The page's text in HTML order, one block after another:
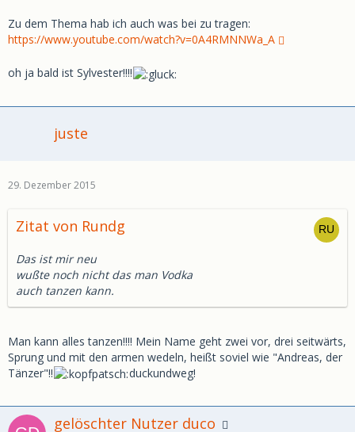
Zu dem Thema hab ich auch was bei zu tragen:
https://www.youtube.com/watch?v=0A4RMNNWa_A
oh ja bald ist Sylvester!!!!
juste
29. Dezember 2015
Zitat von Rundg
Das ist mir neu
wußte noch nicht das man Vodka
auch tanzen kann.
Man kann alles tanzen!!!! Mein Name geht zwei vor, drei seitwärts,
Sprung und mit den armen wedeln, heißt soviel wie "Andreas, der
Tänzer"!!
duckundweg!
gelöschter Nutzer duco